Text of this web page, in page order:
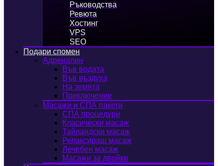
Ръководства
Ревюта
Хостинг
VPS
SEO
Подари спомен
Адреналин
Във водата
Във въздуха
На земята
Приключение
Масажи и СПА пакети
СПА процедури
Класически масаж
Тайландски масаж
Релаксиращ масаж
Лечебен масаж
Масажи за двойки